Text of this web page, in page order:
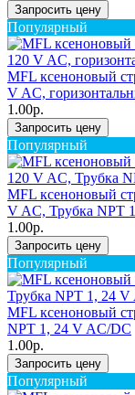
Запросить цену
Популярный
MFL ксеноновый
V AC,
1.00р.
Запросить цену
Популярный
MFL ксеноновый
V AC, Трубка NPT 1
1.00р.
Запросить цену
Популярный
MFL ксеноновый
NPT 1, 24 V AC/DC
1.00р.
Запросить цену
Популярный